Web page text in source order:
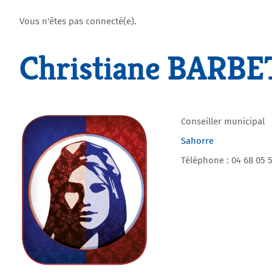
Vous n'êtes pas connecté(e).
Christiane
Conseiller municipal
Sahorre
Téléphone : 04 68 05